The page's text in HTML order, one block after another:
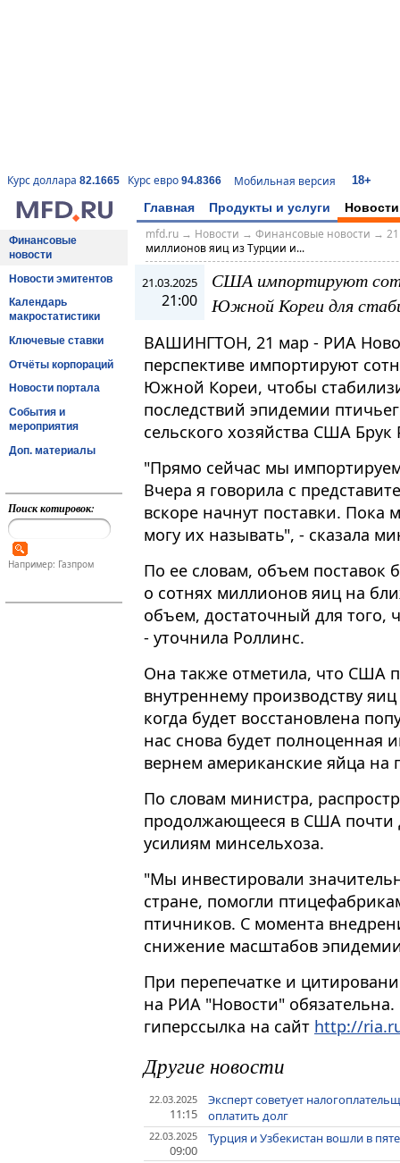
Курс доллара 82.1665 Курс евро 94.8366 Мобильная версия 18+
Главная Продукты и услуги Новости
Финансовые
новости
Новости эмитентов
Календарь
макростатистики
Ключевые ставки
Отчёты корпораций
Новости портала
События и
мероприятия
Доп. материалы
Поиск котировок:
Например: Газпром
mfd.ru→ Новости → Финансовые новости →
миллионов яиц из Турции и...
21.03.2025
21:00
США импортируют
Южной Кореи для
ВАШИНГТОН, 21 мар - РИА
перспективе импортируют
Южной Кореи, чтобы
последствий эпидемии
сельского хозяйства США Брук
"Прямо сейчас мы
Вчера я говорила с
вскоре начнут поставки.
могу их называть", - сказала
По ее словам, объем
о сотнях миллионов яиц на
объем, достаточный для
- уточнила Роллинс.
Она также отметила, что США
внутреннему производству
когда будет восстановлена
нас снова будет полноценная
вернем американские яйца на
По словам министра,
продолжающееся в США почти
усилиям минсельхоза.
"Мы инвестировали
стране, помогли
птичников. С момента
снижение масштабов
При перепечатке и
на РИА "Новости"
гиперссылка на сайт http://
Другие новости
22.03.2025
11:15
Эксперт советует
оплатить долг
22.03.2025
09:00
Турция и Узбекистан вошли в